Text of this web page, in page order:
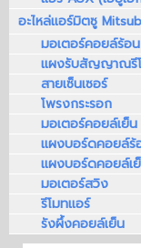
อะไหล่แอร์มิตซู
มอเตอร์คอยล์ร้อน
แผงรับสัญญาณรี
สายเซ็นเซอร์
โพรงกระรอก
มอเตอร์คอยล์เย็น
แผงบอร์ดคอยล์ร้
แผงบอร์ดคอยล์เ
มอเตอร์สวิง
รีโมทแอร์
รังผึ้งคอยล์เย็น